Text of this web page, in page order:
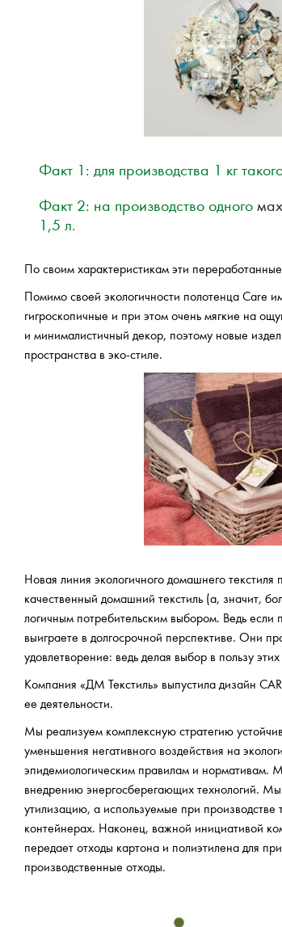
Факт 1: для производства 1 кг
Факт 2: на производство одного
1,5 л.
По своим характеристикам эти
Помимо своей экологичности полотенца Care
гигроскопичные и при этом очень мягкие на
и минималистичный декор, поэтому новые
пространства в эко-стиле.
Новая линия экологичного домашнего
качественный домашний текстиль (а, значит,
логичным потребительским выбором. Ведь если
выиграете в долгосрочной перспективе. Они
удовлетворение: ведь делая выбор в пользу
Компания «ДМ Текстиль» выпустила дизайн
ее деятельности.
Мы реализуем комплексную стратегию
уменьшения негативного воздействия на
эпидемиологическим правилам и нормативам.
внедрению энергосберегающих технологий.
утилизацию, а используемые при
контейнерах. Наконец, важной инициативой
передает отходы картона и полиэтилена для
производственные отходы.